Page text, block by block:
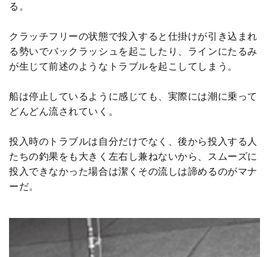
る。
クラッチフリーの状態で投入すると仕掛けが引き込まれ
る勢いでバックラッシュを起こしたり、ラインにたるみ
が生じて前述のようなトラブルを起こしてしまう。
船は停止しているように感じても、実際には潮に乗って
どんどん流されていく。
投入時のトラブルは自分だけでなく、後から投入する人
たちの釣果をも大きく左右し兼ねないから、スムーズに
投入できなかった場合は潔くその流しは諦めるのがマナ
ーだ。